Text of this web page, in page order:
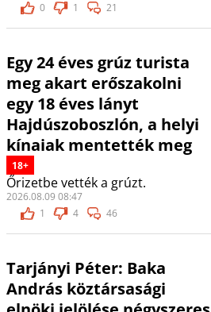
0
1 21
Egy 24 éves grúz turista
meg akart erőszakolni
egy 18 éves lányt
Hajdúszoboszlón, a helyi
kínaiak mentették meg
18+
Őrizetbe vették a grúzt.
2026.08.09 08:47
1
4 46
Tarjányi Péter: Baka
András köztársasági